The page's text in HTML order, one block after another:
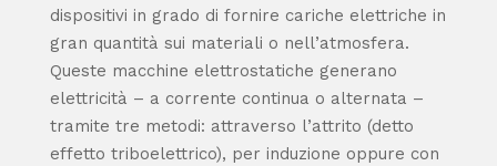
dispositivi in grado di fornire cariche elettriche in
gran quantità sui materiali o nell’atmosfera.
Queste macchine elettrostatiche generano
elettricità – a corrente continua o alternata –
tramite tre metodi: attraverso l’attrito (detto
effetto triboelettrico), per induzione oppure con